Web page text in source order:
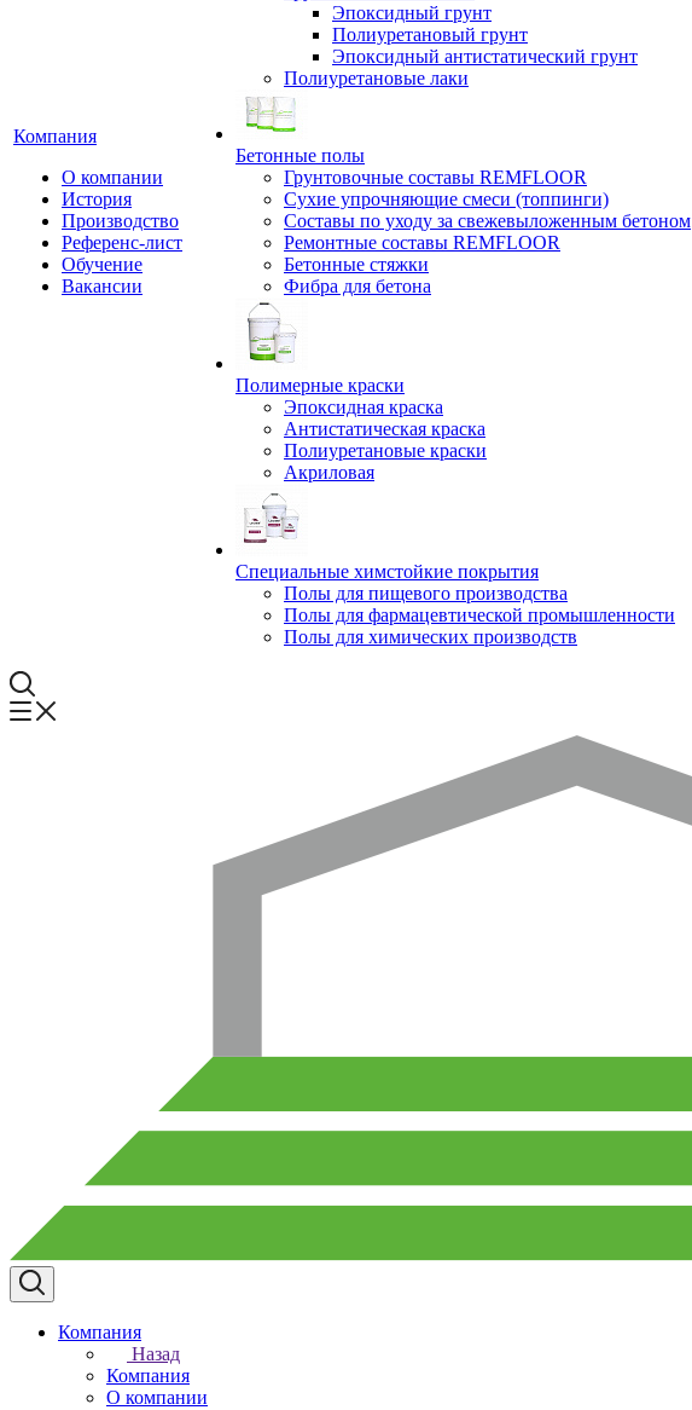
Компания
О компании
История
Производство
Референс-лист
Обучение
Вакансии
Эпоксидный грунт
Полиуретановый грунт
Эпоксидный антистатический грунт
Полиуретановые лаки
Бетонные полы
Грунтовочные составы REMFLOOR
Сухие упрочняющие смеси (топпинги)
Составы по уходу за свежевыложенным бетоном
Ремонтные составы REMFLOOR
Бетонные стяжки
Фибра для бетона
Полимерные краски
Эпоксидная краска
Антистатическая краска
Полиуретановые краски
Акриловая
Специальные химстойкие покрытия
Полы для пищевого производства
Полы для фармацевтической промышленности
Полы для химических производств
Компания
Назад
Компания
О компании